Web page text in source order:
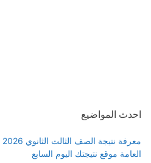
احدث المواضيع
العامة موقع نتيجتك اليوم السابع